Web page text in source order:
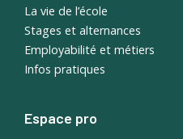
La vie de l’école
Stages et alternances
Employabilité et métiers
Infos pratiques
Espace pro